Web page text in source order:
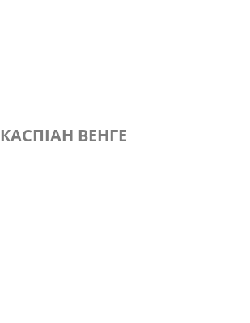
КАСПІАН ВЕНГЕ